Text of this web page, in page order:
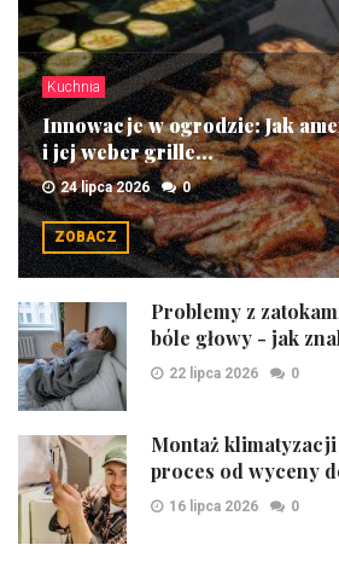
Kuchnia
Innowacje w ogrodzie: Jak
i jej weber grille...
24 lipca 2026 0
ZOBACZ
Problemy z
bóle głowy - jak
22 lipca 2026 0
Montaż
proces od wyceny
16 lipca 2026 0